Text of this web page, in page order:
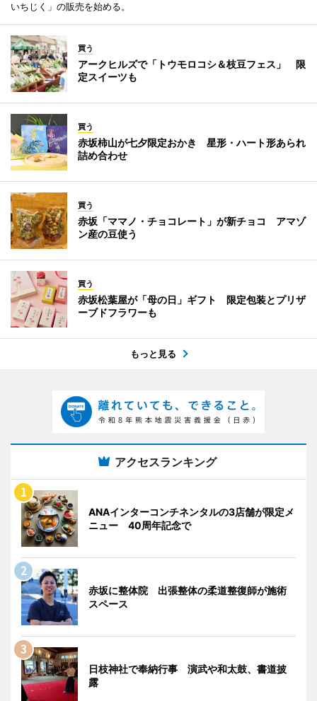
いちじく」の販売を始める。
買う
アークヒルズで「トウモロコシ＆枝豆フェス」 限
定スイーツも
買う
赤坂柿山が七夕限定おかき 星形・ハート形あられ
詰め合わせ
買う
赤坂「ママノ・チョコレート」が新チョコ アマゾ
ン産の豆使う
買う
赤坂松葉屋が「母の日」ギフト 限定包装とプリザ
ーブドフラワーも
もっと見る
アクセスランキング
ANAインターコンチネンタルの3店舗が限定メ
ニュー 40周年記念で
赤坂に整体院 出張整体の柔道整復師が施術
スペース
日枝神社で奉納行事 演武や和太鼓、書道披
露